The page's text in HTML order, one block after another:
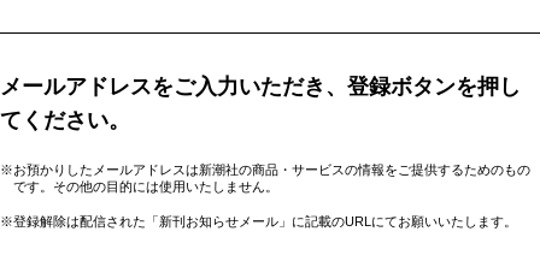
メールアドレスをご入力いただき、登録ボタンを押し
てください。
※お預かりしたメールアドレスは新潮社の商品・サービスの情報をご提供するためのもの
です。その他の目的には使用いたしません。
※登録解除は配信された「新刊お知らせメール」に記載のURLにてお願いいたします。